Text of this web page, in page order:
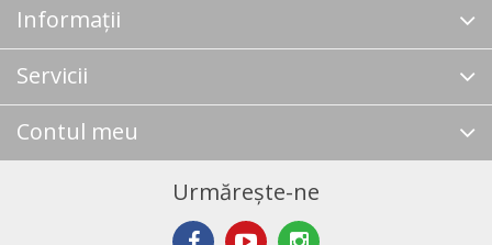
Informații
Servicii
Contul meu
Urmărește-ne